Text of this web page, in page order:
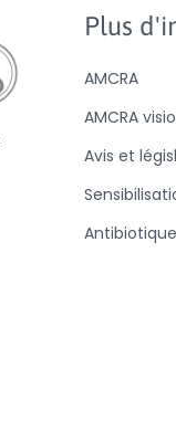
Plus
AMCRA
AMCRA
Avis et